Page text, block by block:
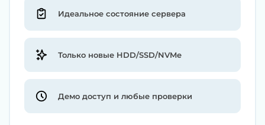
Идеальное состояние сервера
Только новые HDD/SSD/NVMe
Демо доступ и любые проверки